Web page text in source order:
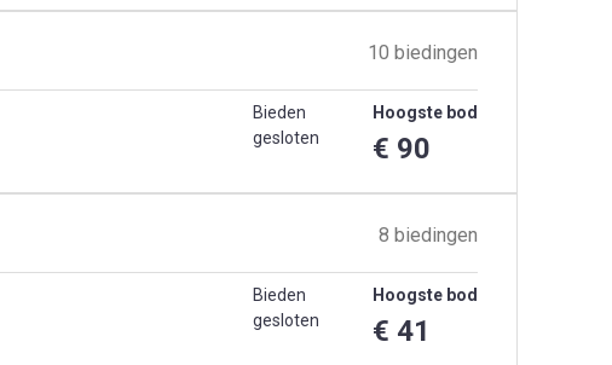
10 biedingen
Bieden
gesloten
Hoogste bod
€ 90
8 biedingen
Bieden
gesloten
Hoogste bod
€ 41